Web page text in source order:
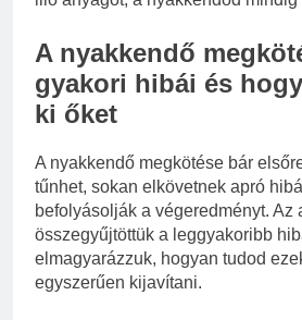
A nyakkendő
gyakori hibái és
ki őket
A nyakkendő megkötése bár
tűnhet, sokan elkövetnek apró
befolyásolják a végeredményt. Az
összegyűjtöttük a leggyakoribb
elmagyarázzuk, hogyan tudod
egyszerűen kijavítani.